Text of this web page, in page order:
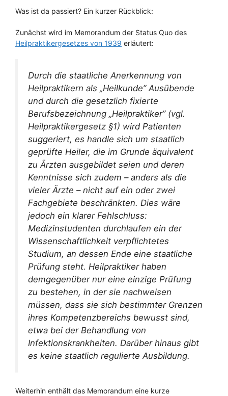
Was ist da passiert? Ein kurzer Rückblick:
Zunächst wird im Memorandum der Status Quo des
Heilpraktikergesetzes von 1939 erläutert:
Durch die staatliche Anerkennung von
Heilpraktikern als „Heilkunde” Ausübende
und durch die gesetzlich fixierte
Berufsbezeichnung „Heilpraktiker” (vgl.
Heilpraktikergesetz §1) wird Patienten
suggeriert, es handle sich um staatlich
geprüfte Heiler, die im Grunde äquivalent
zu Ärzten ausgebildet seien und deren
Kenntnisse sich zudem – anders als die
vieler Ärzte – nicht auf ein oder zwei
Fachgebiete beschränkten. Dies wäre
jedoch ein klarer Fehlschluss:
Medizinstudenten durchlaufen ein der
Wissenschaftlichkeit verpflichtetes
Studium, an dessen Ende eine staatliche
Prüfung steht. Heilpraktiker haben
demgegenüber nur eine einzige Prüfung
zu bestehen, in der sie nachweisen
müssen, dass sie sich bestimmter Grenzen
ihres Kompetenzbereichs bewusst sind,
etwa bei der Behandlung von
Infektionskrankheiten. Darüber hinaus gibt
es keine staatlich regulierte Ausbildung.
Weiterhin enthält das Memorandum eine kurze